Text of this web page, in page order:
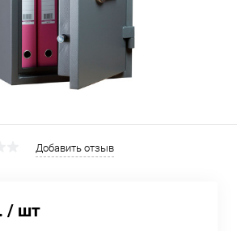
Добавить отзыв
/ шт